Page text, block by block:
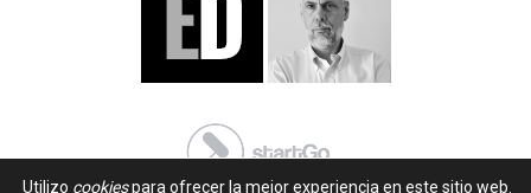
Utilizo cookiespara ofrecer la mejor experiencia en este sitio web.